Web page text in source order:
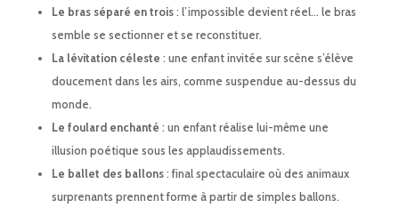
Le bras séparé en trois: l’impossible devient réel… le bras
semble se sectionner et se reconstituer.
La lévitation céleste : une enfant invitée sur scène s’élève
doucement dans les airs, comme suspendue au-dessus du
monde.
Le foulard enchanté : un enfant réalise lui-même une
illusion poétique sous les applaudissements.
Le ballet des ballons: final spectaculaire où des animaux
surprenants prennent forme à partir de simples ballons.